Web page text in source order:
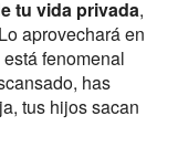
tu vida privada,
aprovechará en
fenomenal
has
tus hijos sacan